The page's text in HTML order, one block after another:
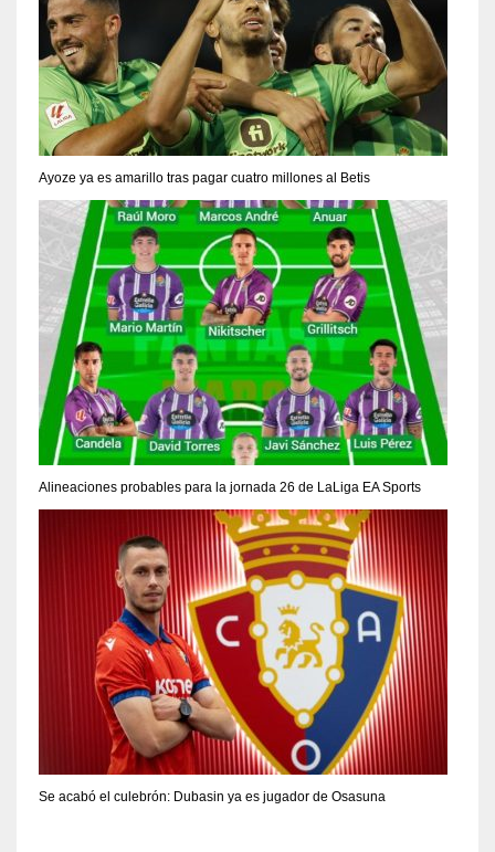
Ayoze ya es amarillo tras pagar cuatro millones al Betis
Alineaciones probables para la jornada 26 de LaLiga EA Sports
Se acabó el culebrón: Dubasin ya es jugador de Osasuna